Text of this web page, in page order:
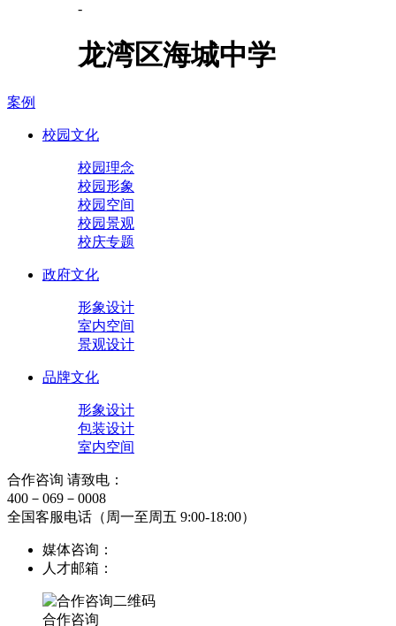
-
龙湾区海城中学
案例
校园文化
校园理念
校园形象
校园空间
校园景观
校庆专题
政府文化
形象设计
室内空间
景观设计
品牌文化
形象设计
包装设计
室内空间
合作咨询 请致电：
400－069－0008
全国客服电话（周一至周五 9:00-18:00）
媒体咨询：
人才邮箱：
合作咨询